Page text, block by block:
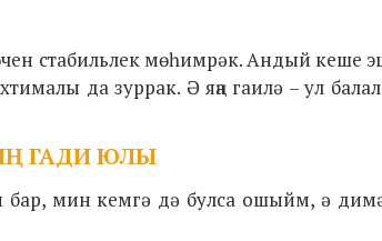
стабильлек мөһимрәк. Андый кеше
да зуррак. Ә яңа гаилә – ул
ГАДИ ЮЛЫ
мин кемгә дә булса ошыйм, ә